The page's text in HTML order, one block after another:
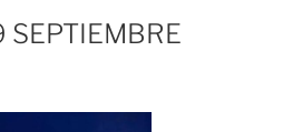
SEPTIEMBRE